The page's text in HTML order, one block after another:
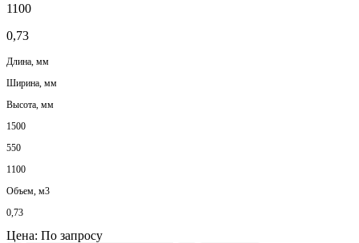
1100
0,73
Длина, мм
Ширина, мм
Высота, мм
1500
550
1100
Объем, м3
0,73
Цена: По запросу